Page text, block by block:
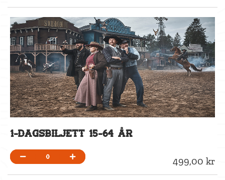
1-dagsbiljett 15-64 år
0 499,00 kr